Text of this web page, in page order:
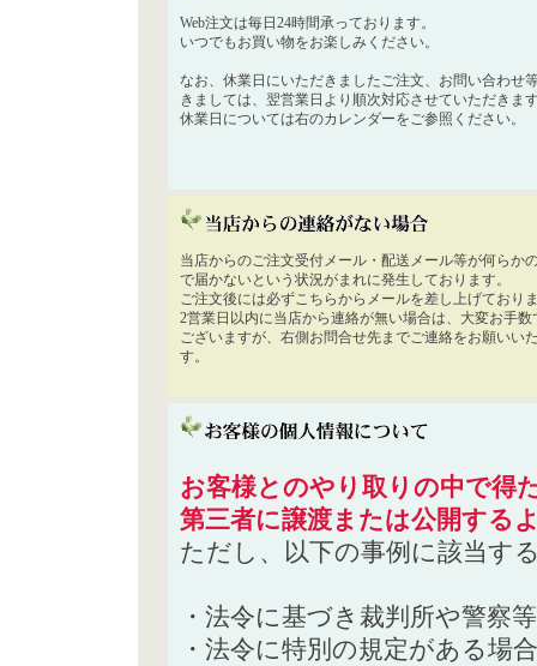
Web注文は毎日24時間承っております。
いつでもお買い物をお楽しみください。
なお、休業日にいただきましたご注文、お問い合わせ
きましては、翌営業日より順次対応させていただきま
休業日については右のカレンダーをご参照ください。
当店からのご注文受付メール・配送メール等が何らか
で届かないという状況がまれに発生しております。
ご注文後には必ずこちらからメールを差し上げており
2営業日以内に当店から連絡が無い場合は、大変お手数
ございますが、右側お問合せ先までご連絡をお願いい
す。
お客様とのやり取りの中で得
第三者に譲渡または公開する
ただし、以下の事例に該当す
・法令に基づき裁判所や警察
・法令に特別の規定がある場合